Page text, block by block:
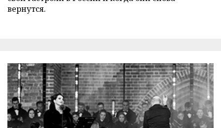
вернутся.